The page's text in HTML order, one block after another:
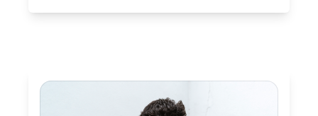
Ιουλίου σε συνθήκες προσβασιμότητας για